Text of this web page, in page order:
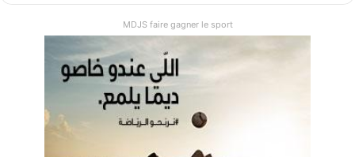
MDJS faire gagner le sport